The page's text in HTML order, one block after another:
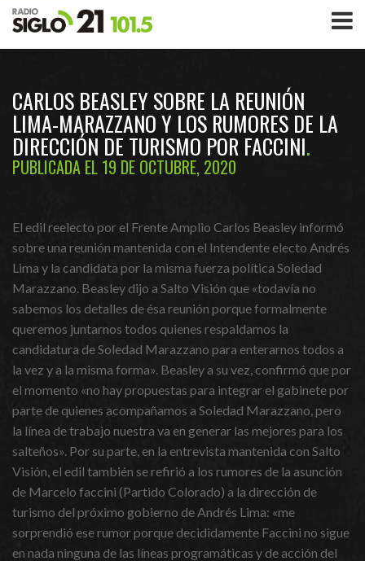
CARLOS BEASLEY SOBRE LA REUNIÓN
LIMA-MARAZZANO Y LOS RUMORES DE LA
DIRECCIÓN DE TURISMO POR FACCINI
PUBLICADA EL 19 DE OCTUBRE, 2020
El edil reelecto por el Frente Amplio Carlos Beasley informó
sobre una reunión mantenida con el Intendente electo Andrés
Lima y la candidata por la misma fuerza política Soledad
Marazzano. Beasley dijo a Salto Visión que «todavía no
sabemos los detalles de ésa reunión porque formalmente
queremos juntarnos todos quienes respaldamos la
candidatura de Soledad Marazzano para enterarnos todos a
la vez y a la misma forma». Beasley a su vez, confirmó que por
el momento «no hay propuestas para integrar el gabinete por
parte de quienes acompañamos a Soledad Marazzano, pero
la línea de trabajo nuestra va en generar las mejores para los
salteños». Por su parte, en la entrevista mantenida con Salto
Visión, el edil también se refirió a los rumores de la asunción
de Marcelo faccini (Partido Colorado) a la dirección de
turismo del próximo gobierno de Andrés Lima: «me
sorprendió ese rumor porque decididamente Faccini no sigue
en nada ninguna de las líneas programáticas y de acción del